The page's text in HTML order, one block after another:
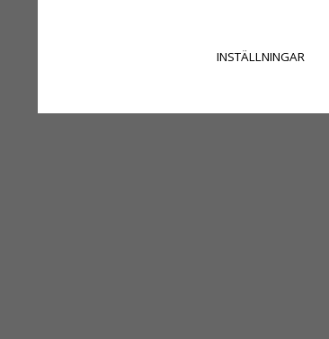
INSTÄLLNINGAR